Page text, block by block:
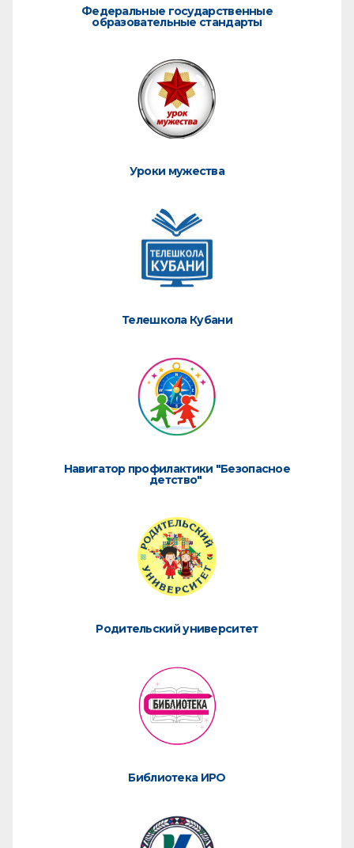
Федеральные государственные
образовательные стандарты
Уроки мужества
Телешкола Кубани
Навигатор профилактики "Безопасное
детство"
Родительский университет
Библиотека ИРО